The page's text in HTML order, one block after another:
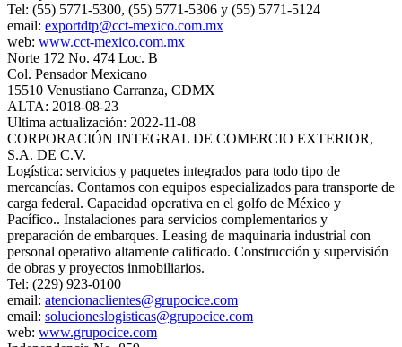
Tel: (55) 5771-5300, (55) 5771-5306 y (55) 5771-5124
email: exportdtp@cct-mexico.com.mx
web: www.cct-mexico.com.mx
Norte 172 No. 474 Loc. B
Col. Pensador Mexicano
15510 Venustiano Carranza, CDMX
ALTA: 2018-08-23
Ultima actualización: 2022-11-08
CORPORACIÓN INTEGRAL DE COMERCIO EXTERIOR,
S.A. DE C.V.
Logística: servicios y paquetes integrados para todo tipo de
mercancías. Contamos con equipos especializados para transporte de
carga federal. Capacidad operativa en el golfo de México y
Pacífico.. Instalaciones para servicios complementarios y
preparación de embarques. Leasing de maquinaria industrial con
personal operativo altamente calificado. Construcción y supervisión
de obras y proyectos inmobiliarios.
Tel: (229) 923-0100
email: atencionaclientes@grupocice.com
email: solucioneslogisticas@grupocice.com
web: www.grupocice.com